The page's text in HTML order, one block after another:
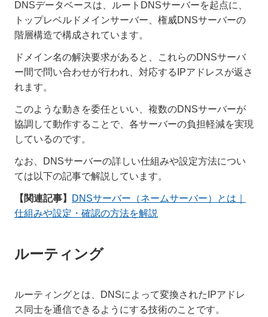
DNSデータベースは、ルートDNSサーバーを起点に、
トップレベルドメインサーバー、権威DNSサーバーの
階層構造で構成されています。
ドメイン名の解決要求があると、これらのDNSサーバ
ー間で問い合わせが行われ、対応するIPアドレスが返さ
れます。
このような動きを委任といい、複数のDNSサーバーが
協調して動作することで、各サーバーの負担軽減を実現
しているのです。
なお、DNSサーバーの詳しい仕組みや設定方法につい
ては以下の記事で解説しています。
【関連記事】
DNSサーバー（ネームサーバー）とは｜
仕組みや設定・確認の方法を解説
ルーティング
ルーティングとは、DNSによって変換されたIPアドレ
ス同士を通信できるようにする技術のことです。